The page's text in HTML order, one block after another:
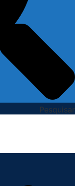
Pesquisar